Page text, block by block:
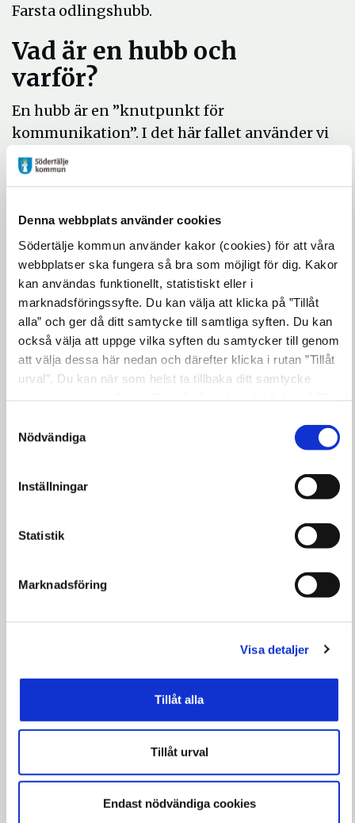
Denna webbplats använder cookies
Södertälje kommun använder kakor (cookies) för att våra
webbplatser ska fungera så bra som möjligt för dig. Kakor
kan användas funktionellt, statistiskt eller i
marknadsföringssyfte. Du kan välja att klicka på ”Tillåt
alla” och ger då ditt samtycke till samtliga syften. Du kan
också välja att uppge vilka syften du samtycker till genom
att välja dessa här nedan och därefter klicka i rutan ”Tillåt
urval”. Du kan när som helst ta tillbaka ditt samtycke
kan du läsa om hur kakorna används och hur vi och våra
leverantörer inhämtar och behandlar personuppgifter.
Nödvändiga
Inställningar
Statistik
Marknadsföring
Visa detaljer
Tillåt alla
Tillåt urval
Endast nödvändiga cookies
Farsta odlingshubb.
Vad är en hubb och
varför?
En hubb är en ”knutpunkt för
kommunikation”. I det här fallet använder vi
ordet hubb för att beskriva det vi hoppas att
Farsta kan bli: en fysisk plats för flera
förbättra flöden och användningen
av resurser. Att flera odlingsföretag finns på
samma plats innebär att man kan dela på en
maskinpark och byggnader. Det betyder
att man kan samarbeta kring insatser som
kräver flera händer och att flera personer
bidrar med
kunskap, kontaktnät etc. Dessutom
finns möjlighet till gemensam försäljning
På Farsta gård utanför Järna finns ca 15
byggnader som kan arrenderas gemensamt
till enklare delat köksutrymme, toalett,
också lokaler som lämpar sig för
omhändertagande av skörd och lagring
redskap, maskiner etc. som behövs för
verksamheten.
Vi genomför nu förbättringar på
platsen såsom markberedning,
marken mot intresserade aktörer.